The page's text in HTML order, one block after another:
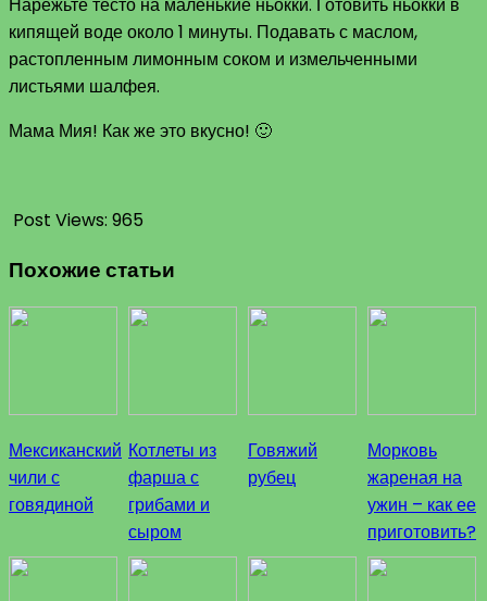
Нарежьте тесто на маленькие ньокки. Готовить ньокки в
кипящей воде около 1 минуты. Подавать с маслом,
растопленным лимонным соком и измельченными
листьями шалфея.
Мама Мия! Как же это вкусно! 🙂
Post Views: 965
Похожие статьи
Мексиканский
чили с
говядиной
Котлеты из
фарша с
грибами и
сыром
Говяжий
рубец
Морковь
жареная на
ужин – как ее
приготовить?